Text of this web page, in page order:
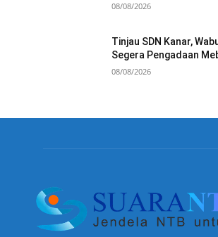
08/08/2026
Tinjau SDN Kanar,
Segera Pengadaan
08/08/2026